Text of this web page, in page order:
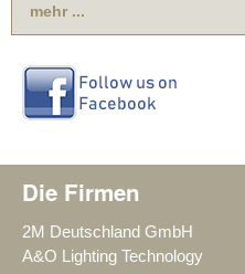
mehr ...
Die Firmen
2M Deutschland GmbH
A&O Lighting Technology